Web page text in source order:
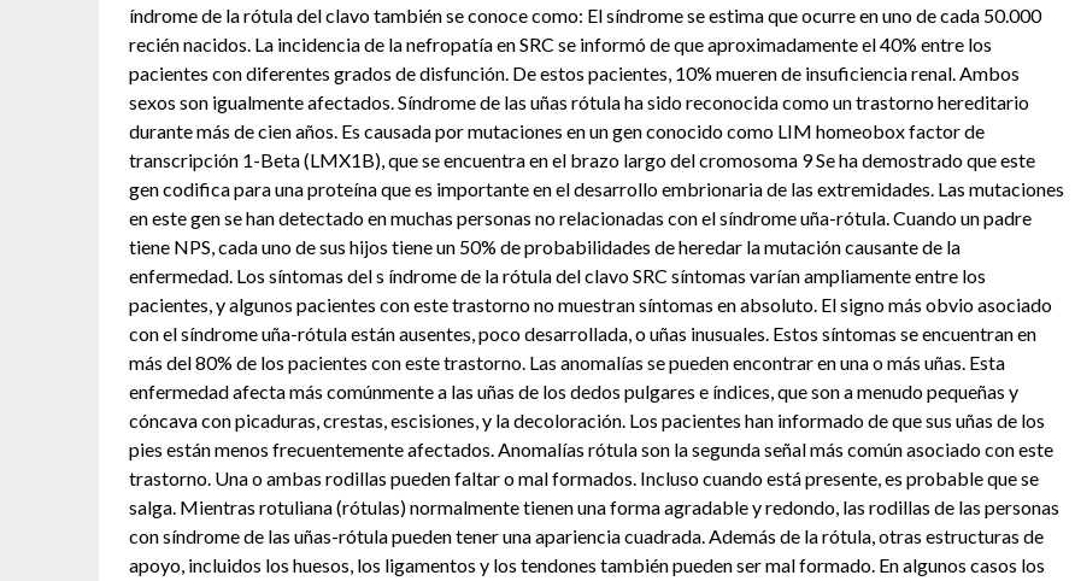
índrome de la rótula del clavo también se conoce como: El síndrome se estima que ocurre en uno de cada 50.000
recién nacidos. La incidencia de la nefropatía en SRC se informó de que aproximadamente el 40% entre los
pacientes con diferentes grados de disfunción. De estos pacientes, 10% mueren de insuficiencia renal. Ambos
sexos son igualmente afectados. Síndrome de las uñas rótula ha sido reconocida como un trastorno hereditario
durante más de cien años. Es causada por mutaciones en un gen conocido como LIM homeobox factor de
transcripción 1-Beta (LMX1B), que se encuentra en el brazo largo del cromosoma 9 Se ha demostrado que este
gen codifica para una proteína que es importante en el desarrollo embrionaria de las extremidades. Las mutaciones
en este gen se han detectado en muchas personas no relacionadas con el síndrome uña-rótula. Cuando un padre
tiene NPS, cada uno de sus hijos tiene un 50% de probabilidades de heredar la mutación causante de la
enfermedad. Los síntomas del s índrome de la rótula del clavo SRC síntomas varían ampliamente entre los
pacientes, y algunos pacientes con este trastorno no muestran síntomas en absoluto. El signo más obvio asociado
con el síndrome uña-rótula están ausentes, poco desarrollada, o uñas inusuales. Estos síntomas se encuentran en
más del 80% de los pacientes con este trastorno. Las anomalías se pueden encontrar en una o más uñas. Esta
enfermedad afecta más comúnmente a las uñas de los dedos pulgares e índices, que son a menudo pequeñas y
cóncava con picaduras, crestas, escisiones, y la decoloración. Los pacientes han informado de que sus uñas de los
pies están menos frecuentemente afectados. Anomalías rótula son la segunda señal más común asociado con este
trastorno. Una o ambas rodillas pueden faltar o mal formados. Incluso cuando está presente, es probable que se
salga. Mientras rotuliana (rótulas) normalmente tienen una forma agradable y redondo, las rodillas de las personas
con síndrome de las uñas-rótula pueden tener una apariencia cuadrada. Además de la rótula, otras estructuras de
apoyo, incluidos los huesos, los ligamentos y los tendones también pueden ser mal formado. En algunos casos los